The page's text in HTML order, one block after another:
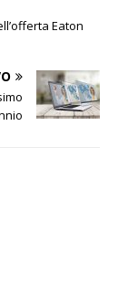
Eaton